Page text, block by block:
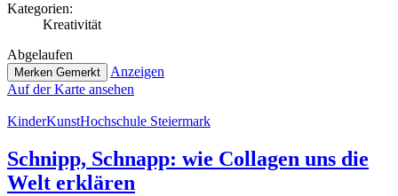
Kate­go­rien:
Krea­ti­vi­tät
Abge­lau­fen
Merken Gemerkt
Anzeigen
Auf der Karte ansehen
Kin­der­Kunst­Hoch­schu­le Steiermark
Schnipp, Schnapp: wie Collagen uns die
Welt erklären